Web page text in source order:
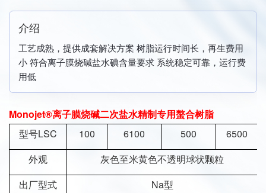
介绍
工艺成熟，提供成套解决方案 树脂运行时间长，再生费用
小 符合离子膜烧碱盐水碘含量要求 系统稳定可靠，运行费
用低
Monojet®离子膜烧碱二次盐水精制专用螯合树脂
型号LSC
100 6100 500
6500
外观
灰色至米黄色不透明球状颗粒
出厂型式
Na型